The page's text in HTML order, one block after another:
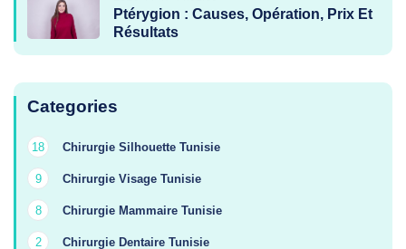
Ptérygion : Causes, Opération, Prix Et
Résultats
Categories
18 Chirurgie Silhouette Tunisie
9 Chirurgie Visage Tunisie
8 Chirurgie Mammaire Tunisie
2 Chirurgie Dentaire Tunisie